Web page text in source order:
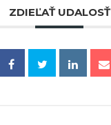
ZDIEĽAŤ UDALOSŤ